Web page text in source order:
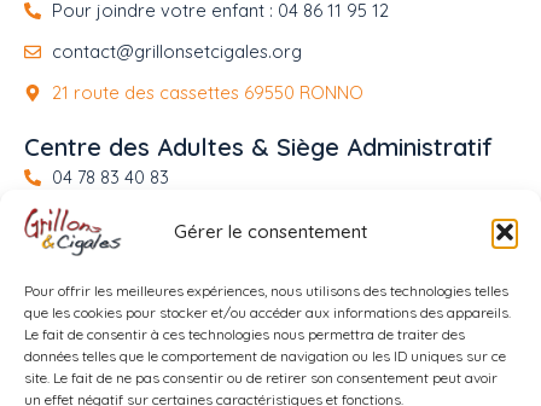
Gérer le consentement
Pour offrir les meilleures expériences, nous utilisons des technologies telles
que les cookies pour stocker et/ou accéder aux informations des appareils.
Le fait de consentir à ces technologies nous permettra de traiter des
données telles que le comportement de navigation ou les ID uniques sur ce
site. Le fait de ne pas consentir ou de retirer son consentement peut avoir
un effet négatif sur certaines caractéristiques et fonctions.
Pour joindre votre enfant : 04 86 11 95 12
contact@grillonsetcigales.org
21 route des cassettes 69550 RONNO
Centre des Adultes & Siège Administratif
04 78 83 40 83
Pour joindre un résident : 04 74 05 12 60
contact@grillonsetcigales.org
21 impasse du couvent 69170 VALSONNE
F
a
I
n